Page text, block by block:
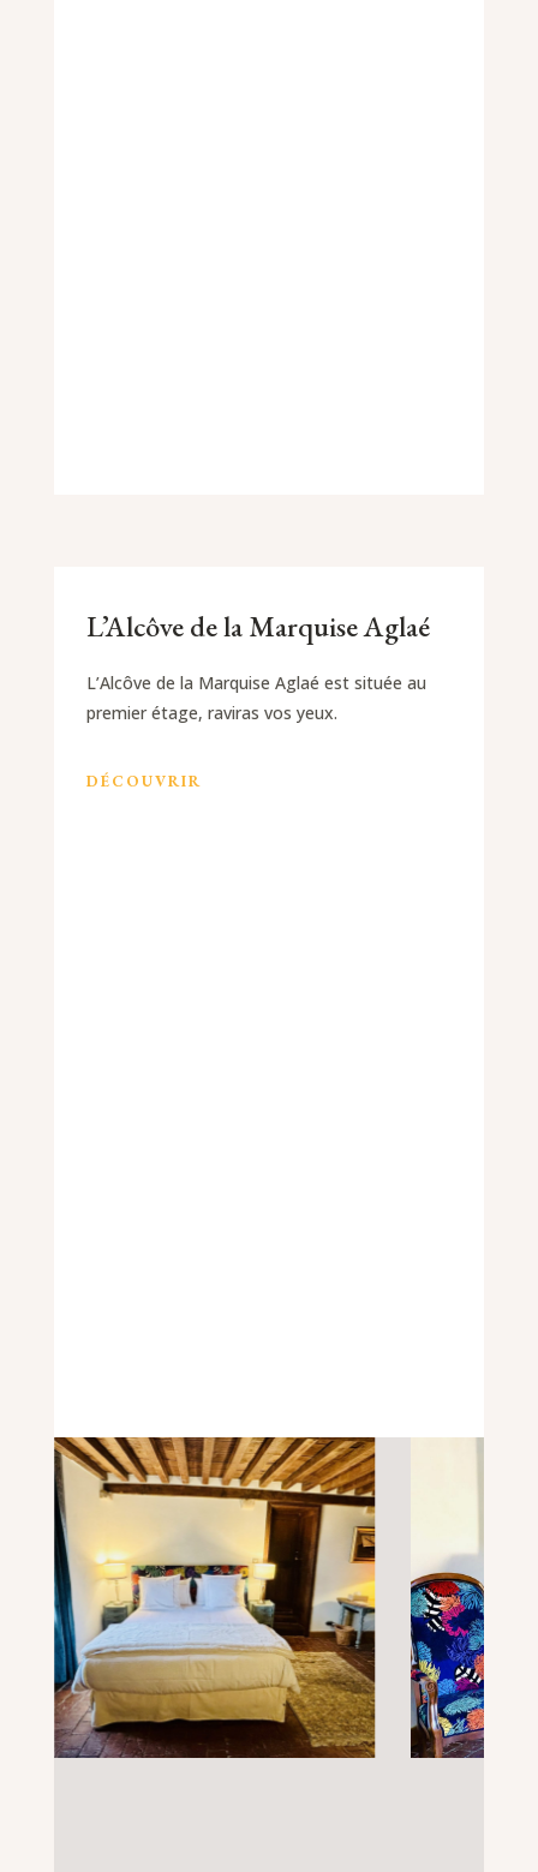
L’Alcôve de la Marquise Aglaé
L’Alcôve de la Marquise Aglaé est située au
premier étage, raviras vos yeux.
DÉCOUVRIR